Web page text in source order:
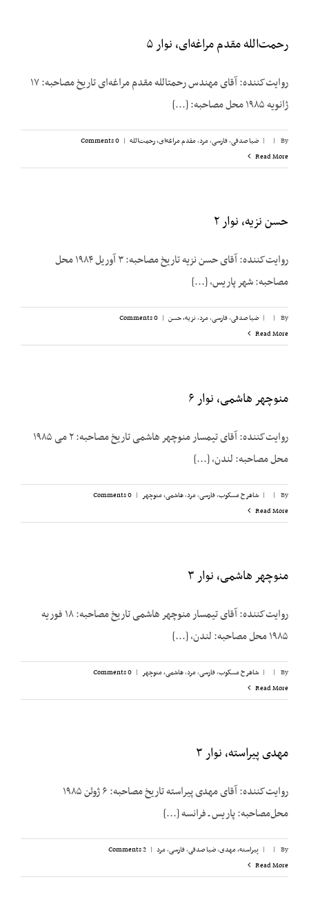
رحمت‌الله مقدم مراغه‌ای، نوار ۵
روایت‌کننده: آقای مهندس رحمت‏الله مقدم مراغه‌ای تاریخ مصاحبه: ۱۷
ژانویه ۱۹۸۵ محل مصاحبه: [...]
By
|
| ضیا صدقی,فارسی,مرد,مقدم مراغه‌ای، رحمت‌الله |
0 Comments
Read More
حسن نزیه، نوار ۲
روایت‌کننده: آقای حسن نزیه تاریخ مصاحبه: ۳ آوریل ۱۹۸۴ محل
مصاحبه: شهر پاریس، [...]
By
|
| ضیا صدقی,فارسی,مرد,نزیه، حسن |
0 Comments
Read More
منوچهر هاشمی، نوار ۶
روایت‌کننده: آقای تیمسار منوچهر هاشمی تاریخ مصاحبه: ۲ می ۱۹۸۵
محل مصاحبه: لندن، [...]
By
|
| شاهرخ مسکوب,فارسی,مرد,هاشمی، منوچهر |
0 Comments
Read More
منوچهر هاشمی، نوار ۳
روایت‌کننده: آقای تیمسار منوچهر هاشمی تاریخ مصاحبه: ۱۸ فوریه
۱۹۸۵ محل مصاحبه: لندن، [...]
By
|
| شاهرخ مسکوب,فارسی,مرد,هاشمی، منوچهر |
0 Comments
Read More
مهدی پیراسته، نوار ۳
روایت‌کننده: آقای مهدی پیراسته تاریخ مصاحبه: ۶ ژوئن ۱۹۸۵
محل‌مصاحبه: پاریس ـ فرانسه [...]
By
|
| پیراسته، مهدی,ضیا صدقی,فارسی,مرد |
2 Comments
Read More